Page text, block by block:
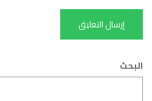
البحث